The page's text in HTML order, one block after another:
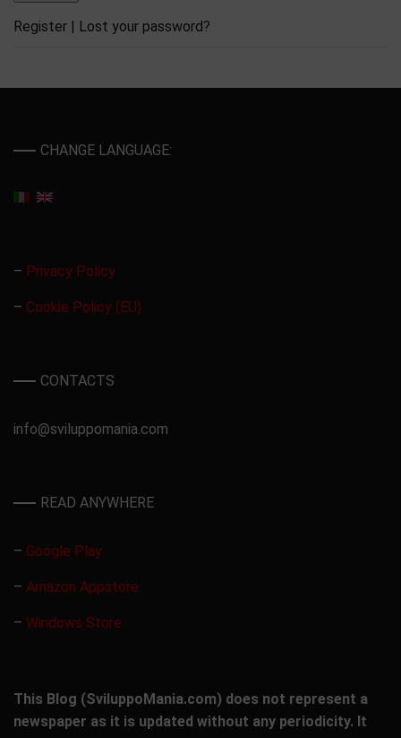
Register | Lost your password?
CHANGE LANGUAGE:
– Privacy Policy
– Cookie Policy (EU)
CONTACTS
info@sviluppomania.com
READ ANYWHERE
– Google Play
– Amazon Appstore
– Windows Store
This Blog (SviluppoMania.com) does not represent a
newspaper as it is updated without any periodicity. It